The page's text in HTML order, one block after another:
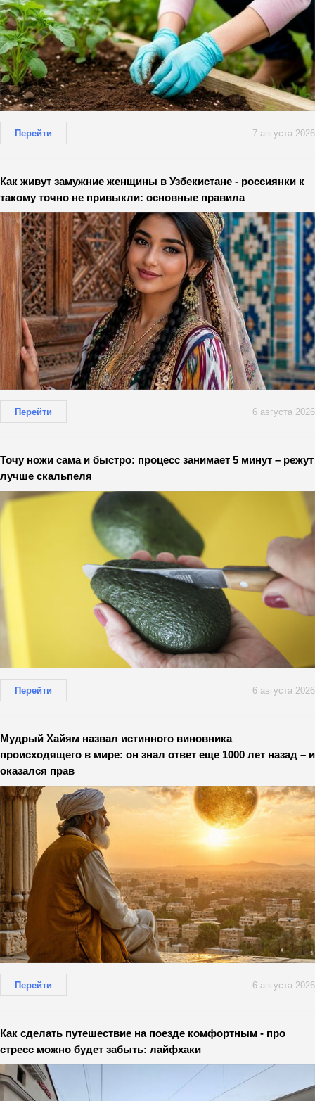
Перейти 7 августа 2026
Как живут замужние женщины в Узбекистане - россиянки к
такому точно не привыкли: основные правила
Перейти 6 августа 2026
Точу ножи сама и быстро: процесс занимает 5 минут – режут
лучше скальпеля
Перейти 6 августа 2026
Мудрый Хайям назвал истинного виновника
происходящего в мире: он знал ответ еще 1000 лет назад – и
оказался прав
Перейти 6 августа 2026
Как сделать путешествие на поезде комфортным - про
стресс можно будет забыть: лайфхаки